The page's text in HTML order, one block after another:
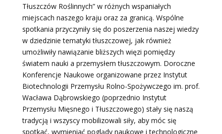
Tłuszczów Roślinnych” w różnych wspaniałych
miejscach naszego kraju oraz za granicą. Wspólne
spotkania przyczyniły się do poszerzenia naszej wiedzy
w dziedzinie tematyki tłuszczowej, jak również
umożliwiły nawiązanie bliższych więzi pomiędzy
światem nauki a przemysłem tłuszczowym. Doroczne
Konferencje Naukowe organizowane przez Instytut
Biotechnologii Przemysłu Rolno-Spożywczego im. prof.
Wacława Dąbrowskiego (poprzednio Instytut
Przemysłu Mięsnego i Tłuszczowego) stały się naszą
tradycją i wszyscy mobilizowali siły, aby móc się
spotkać, wymieniać poglądy naukowe i technologiczne